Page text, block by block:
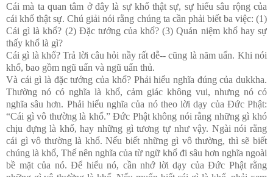
Cái mà ta quan tâm ở đây là sự khổ thật sự, sự hiểu sâu rộng của
cái khổ thật sự. Chú giải nói rằng chúng ta cần phải biết ba việc: (1)
Cái gì là khổ? (2) Đặc tướng của khổ? (3) Quán niệm khổ hay sự
thấy khổ là gì?
Cái gì là khổ? Trả lời câu hỏi nầy rất dễ-- cũng là năm uẩn. Khi nói
khổ, bao gồm ngũ uẩn và ngũ uẩn thủ.
Và cái gì là đặc tướng của khổ? Phải hiểu nghĩa đúng của dukkha.
Thường nó có nghĩa là khổ, cảm giác không vui, nhưng nó có
nghĩa sâu hơn. Phải hiểu nghĩa của nó theo lời dạy của Đức Phật:
“Cái gì vô thường là khổ.” Đức Phật không nói rằng những gì khó
chịu đựng là khổ, hay những gì tương tự như vậy. Ngài nói rằng
cái gì vô thường là khổ. Nếu biết những gì vô thường, thì sẽ biết
chúng là khổ, Thế nên nghĩa của từ ngữ khổ đi sâu hơn nghĩa ngoài
bề mặt của nó. Để hiểu nó, cần nhớ lời dạy của Đức Phật rằng